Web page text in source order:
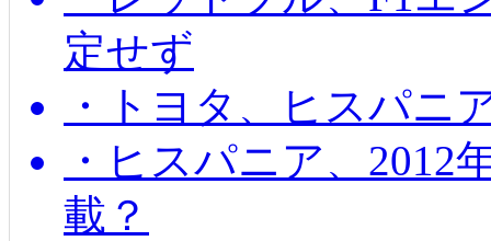
定せず
・トヨタ、ヒスパニ
・ヒスパニア、2012
載？